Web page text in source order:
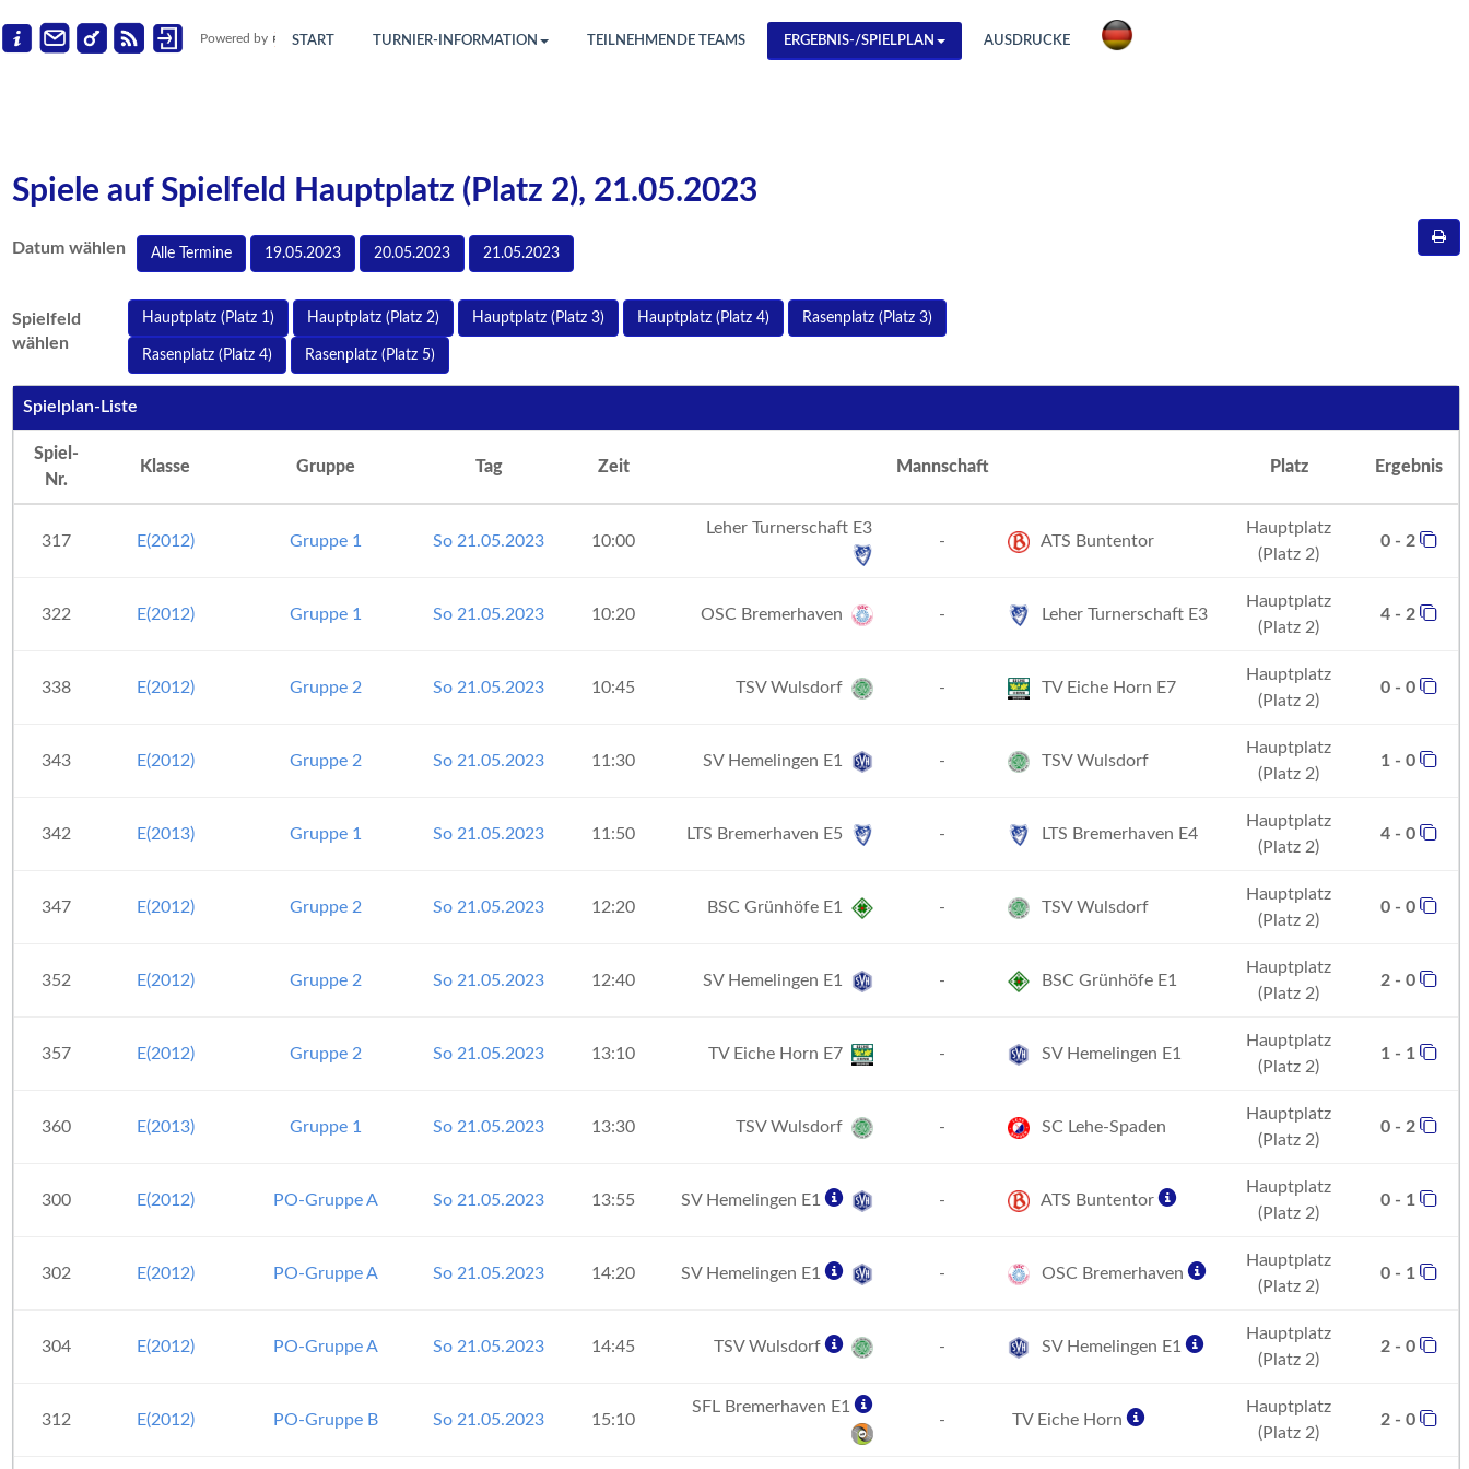
Powered by START TURNIER-INFORMATION TEILNEHMENDE TEAMS ERGEBNIS-/SPIELPLAN AUSDRUCKE
Spiele auf Spielfeld Hauptplatz (Platz 2), 21.05.2023
Datum wählen Alle Termine 19.05.2023 20.05.2023 21.05.2023
Spielfeld
wählen
Hauptplatz (Platz 1) Hauptplatz (Platz 2) Hauptplatz (Platz 3) Hauptplatz (Platz 4) Rasenplatz (Platz 3)
Rasenplatz (Platz 4) Rasenplatz (Platz 5)
Spielplan-Liste
Spiel-
Nr.
Klasse Gruppe Tag Zeit Mannschaft Platz Ergebnis
317 E(2012) Gruppe 1 So 21.05.2023 10:00
Leher Turnerschaft E3
- ATS Buntentor
Hauptplatz
(Platz 2)
0 - 2
322 E(2012) Gruppe 1 So 21.05.2023 10:20 OSC Bremerhaven - Leher Turnerschaft E3
Hauptplatz
(Platz 2)
4 - 2
338 E(2012) Gruppe 2 So 21.05.2023 10:45 TSV Wulsdorf - TV Eiche Horn E7
Hauptplatz
(Platz 2)
0 - 0
343 E(2012) Gruppe 2 So 21.05.2023 11:30 SV Hemelingen E1 - TSV Wulsdorf
Hauptplatz
(Platz 2)
1 - 0
342 E(2013) Gruppe 1 So 21.05.2023 11:50 LTS Bremerhaven E5 - LTS Bremerhaven E4
Hauptplatz
(Platz 2)
4 - 0
347 E(2012) Gruppe 2 So 21.05.2023 12:20 BSC Grünhöfe E1 - TSV Wulsdorf
Hauptplatz
(Platz 2)
0 - 0
352 E(2012) Gruppe 2 So 21.05.2023 12:40 SV Hemelingen E1 - BSC Grünhöfe E1
Hauptplatz
(Platz 2)
2 - 0
357 E(2012) Gruppe 2 So 21.05.2023 13:10 TV Eiche Horn E7 - SV Hemelingen E1
Hauptplatz
(Platz 2)
1 - 1
360 E(2013) Gruppe 1 So 21.05.2023 13:30 TSV Wulsdorf - SC Lehe-Spaden
Hauptplatz
(Platz 2)
0 - 2
300 E(2012) PO-Gruppe A So 21.05.2023 13:55 SV Hemelingen E1 - ATS Buntentor
Hauptplatz
(Platz 2)
0 - 1
302 E(2012) PO-Gruppe A So 21.05.2023 14:20 SV Hemelingen E1 - OSC Bremerhaven
Hauptplatz
(Platz 2)
0 - 1
304 E(2012) PO-Gruppe A So 21.05.2023 14:45 TSV Wulsdorf - SV Hemelingen E1
Hauptplatz
(Platz 2)
2 - 0
312 E(2012) PO-Gruppe B So 21.05.2023 15:10
SFL Bremerhaven E1
- TV Eiche Horn
Hauptplatz
(Platz 2)
2 - 0